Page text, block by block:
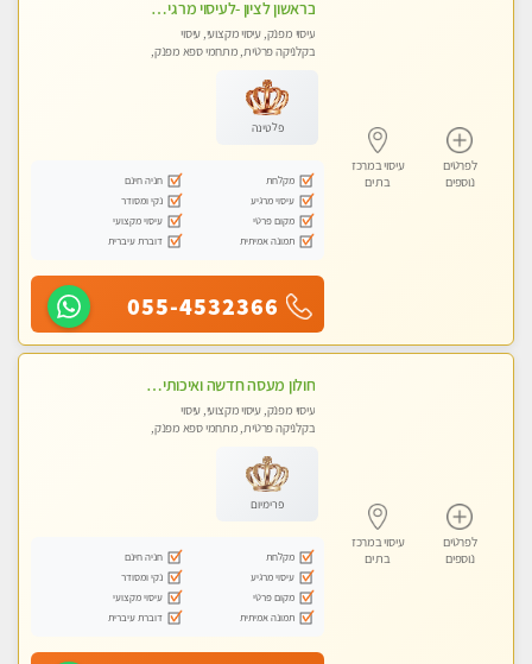
לפרטים
נוספים
עיסוי במרכז
בת ים
בראשון לציון -לעיסוי מרגיע ומפנק VIP-מומלץ לחלוטין! פרטי! ​​​​​​ Highly recommended
עיסוי מפנק, עיסוי מקצועי, עיסוי
בקלניקה פרטית, מתחמי ספא מפנק,
פלטינה
מקלחת
חניה חינם
עיסוי מרגיע
נקי ומסודר
מקום פרטי
עיסוי מקצועי
תמונה אמיתית
דוברת עיברית
055-4532366
לפרטים
נוספים
עיסוי במרכז
בת ים
חולון מעסה חדשה ואיכותית לעיסוי מרגיע ומפנק VIP-מומלץ לחלוטין! פרטי! ​​​​​​
עיסוי מפנק, עיסוי מקצועי, עיסוי
בקלניקה פרטית, מתחמי ספא מפנק,
פרימיום
מקלחת
חניה חינם
עיסוי מרגיע
נקי ומסודר
מקום פרטי
עיסוי מקצועי
תמונה אמיתית
דוברת עיברית